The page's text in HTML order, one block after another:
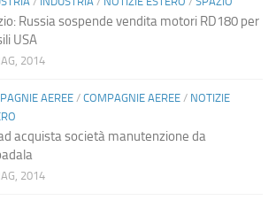
Russia sospende vendita motori RD180 per
USA
2014
AEREE / COMPAGNIE AEREE / NOTIZIE
acquista società manutenzione da
2014